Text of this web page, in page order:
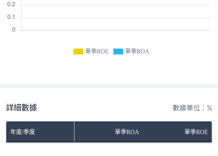
單季ROE 單季ROA
詳細數據 數據單位：%
年度/季度 單季ROA 單季ROE